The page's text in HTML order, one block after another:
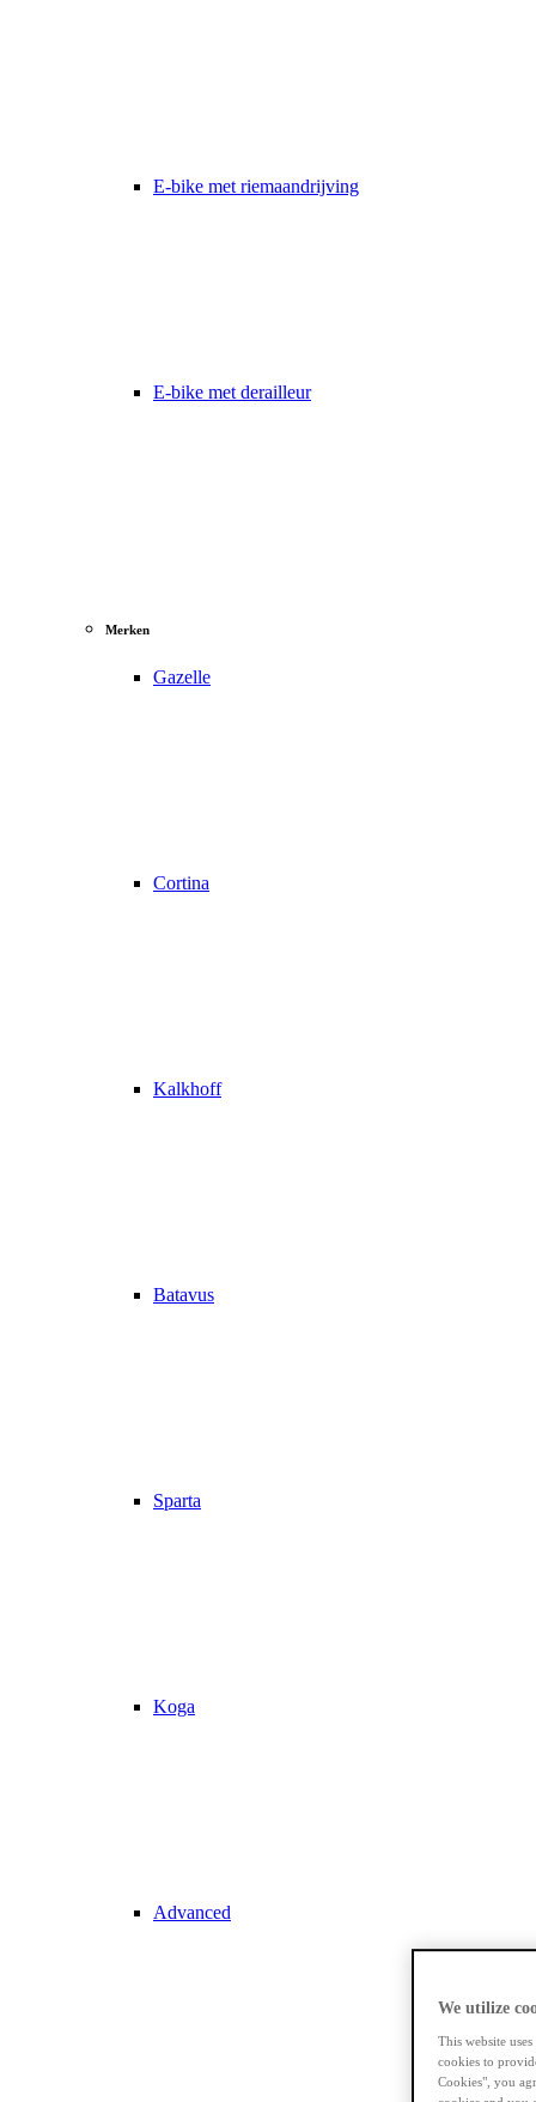
E-bike met riemaandrijving
E-bike met derailleur
Merken
Gazelle
Cortina
Kalkhoff
Batavus
Sparta
Koga
Advanced
We utilize
This website
cookies to
Cookies", you